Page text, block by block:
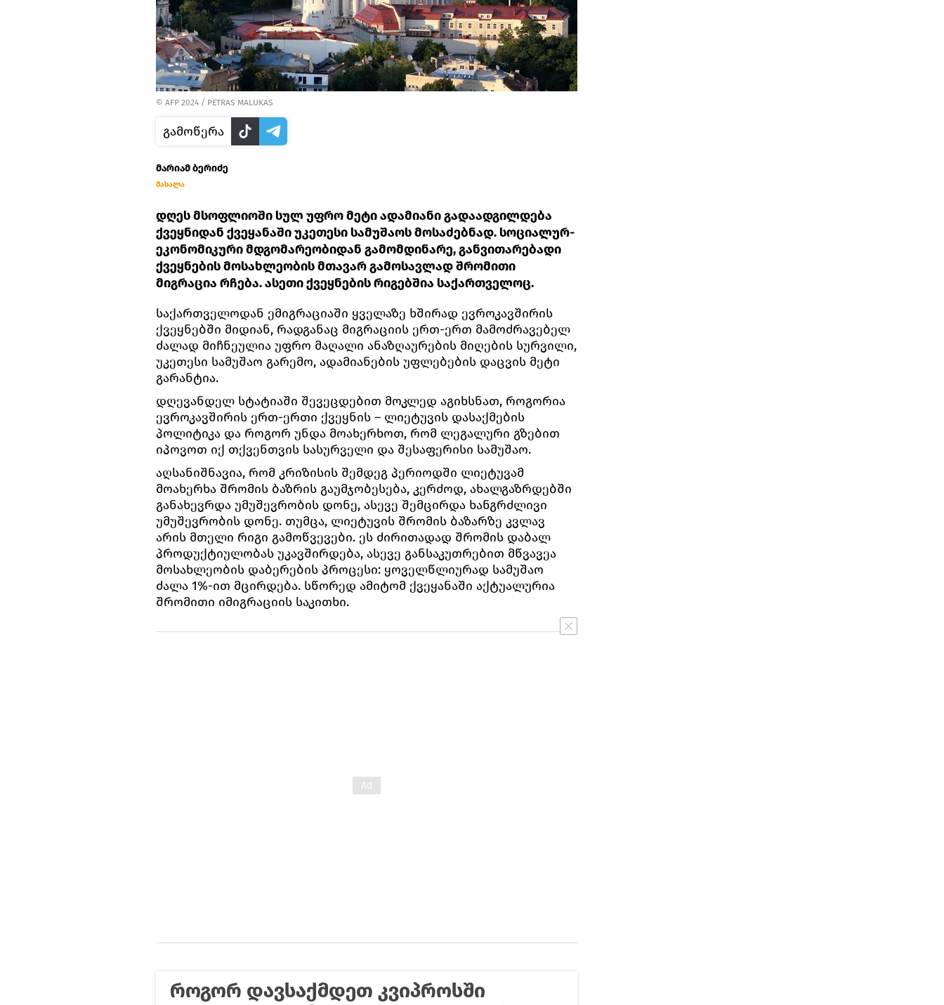
© AFP 2024 / PETRAS MALUKAS
გამოწერა
მარიამ ბერიძე
მასალა
დღეს მსოფლიოში სულ უფრო მეტი ადამიანი გადაადგილდება
ქვეყნიდან ქვეყანაში უკეთესი სამუშაოს მოსაძებნად. სოციალურ-
ეკონომიკური მდგომარეობიდან გამომდინარე, განვითარებადი
ქვეყნების მოსახლეობის მთავარ გამოსავლად შრომითი
მიგრაცია რჩება. ასეთი ქვეყნების რიგებშია საქართველოც.
საქართველოდან ემიგრაციაში ყველაზე ხშირად ევროკავშირის
ქვეყნებში მიდიან, რადგანაც მიგრაციის ერთ-ერთ მამოძრავებელ
ძალად მიჩნეულია უფრო მაღალი ანაზღაურების მიღების სურვილი,
უკეთესი სამუშაო გარემო, ადამიანების უფლებების დაცვის მეტი
გარანტია.
დღევანდელ სტატიაში შევეცდებით მოკლედ აგიხსნათ, როგორია
ევროკავშირის ერთ-ერთი ქვეყნის – ლიეტუვის დასაქმების
პოლიტიკა და როგორ უნდა მოახერხოთ, რომ ლეგალური გზებით
იპოვოთ იქ თქვენთვის სასურველი და შესაფერისი სამუშაო.
აღსანიშნავია, რომ კრიზისის შემდეგ პერიოდში ლიეტუვამ
მოახერხა შრომის ბაზრის გაუმჯობესება, კერძოდ, ახალგაზრდებში
განახევრდა უმუშევრობის დონე, ასევე შემცირდა ხანგრძლივი
უმუშევრობის დონე. თუმცა, ლიეტუვის შრომის ბაზარზე კვლავ
არის მთელი რიგი გამოწვევები. ეს ძირითადად შრომის დაბალ
პროდუქტიულობას უკავშირდება, ასევე განსაკუთრებით მწვავეა
მოსახლეობის დაბერების პროცესი: ყოველწლიურად სამუშაო
ძალა 1%-ით მცირდება. სწორედ ამიტომ ქვეყანაში აქტუალურია
შრომითი იმიგრაციის საკითხი.
როგორ დავსაქმდეთ კვიპროსში